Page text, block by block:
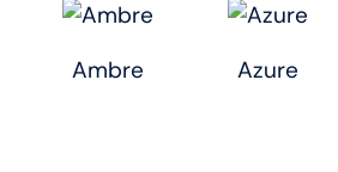
Ambre Azure